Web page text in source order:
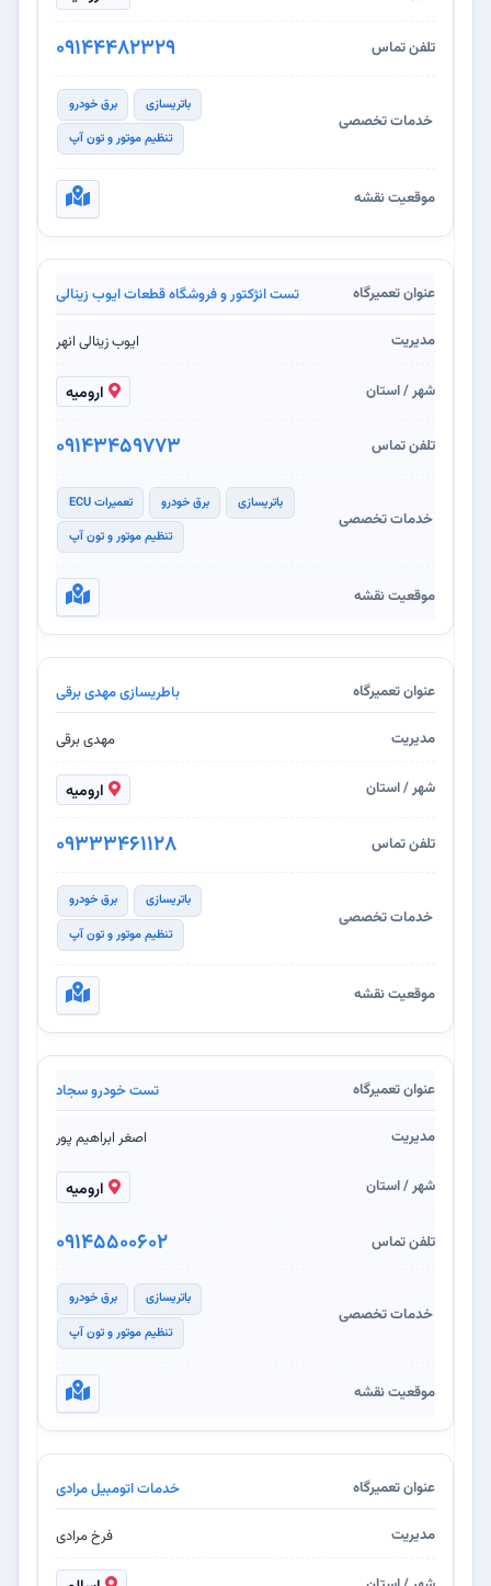
09144482329
باتریسازی
برق خودرو
تنظیم موتور و تون آپ
تست انژکتور و فروشگاه قطعات ایوب زینالی
ایوب زینالی انهر
ارومیه
09143459773
باتریسازی برق خودرو
تعمیرات ECU
تنظیم موتور و تون آپ
باطریسازی مهدی برقی
مهدی برقی
ارومیه
09333461128
باتریسازی
برق خودرو
تنظیم موتور و تون آپ
تست خودرو سجاد
اصغر ابراهیم پور
ارومیه
09145500602
باتریسازی
برق خودرو
تنظیم موتور و تون آپ
خدمات اتومبیل مرادی
فرخ مرادی